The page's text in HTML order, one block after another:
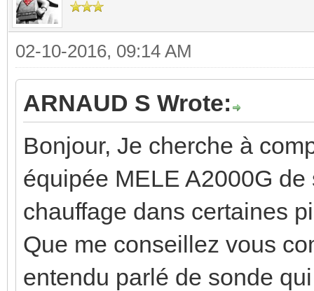
02-10-2016, 09:14 AM
ARNAUD S Wrote:
Bonjour, Je cherche à
équipée MELE A2000G
chauffage dans certaines
Que me conseillez vous
entendu parlé de sonde